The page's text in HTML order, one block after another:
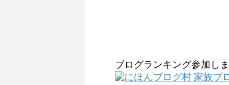
ブログランキング参加し